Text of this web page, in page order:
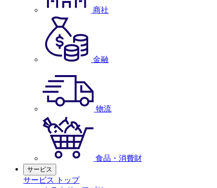
商社
金融
物流
食品・消費財
サービス
サービス トップ